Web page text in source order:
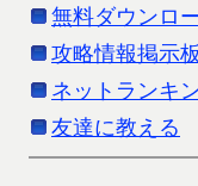
「ローカル4人打
情報はストアの
ローカル役が50
ローカル役の作
無料ダウンロ
お使いの端末に
さい。
Androidをお
攻略情報掲示板
ネットランキ
友達に教える